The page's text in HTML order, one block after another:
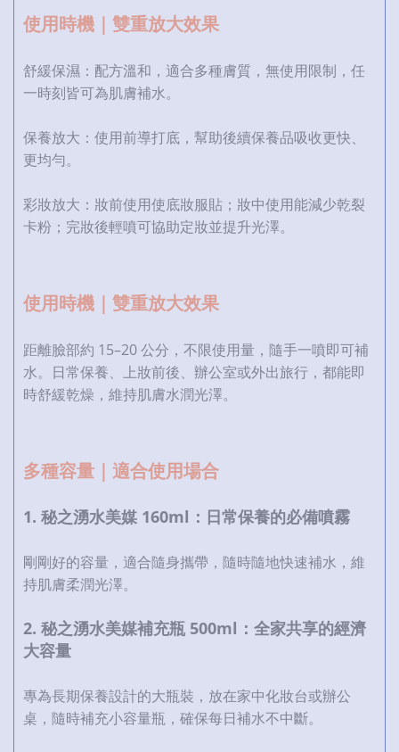
使用時機｜雙重放大效果
舒緩保濕：配方溫和，適合多種膚質，無使用限制，任
一時刻皆可為肌膚補水。
保養放大：使用前導打底，幫助後續保養品吸收更快、
更均勻。
彩妝放大：妝前使用使底妝服貼；妝中使用能減少乾裂
卡粉；完妝後輕噴可協助定妝並提升光澤。
使用時機｜雙重放大效果
距離臉部約 15–20 公分，不限使用量，隨手一噴即可補
水。日常保養、上妝前後、辦公室或外出旅行，都能即
時舒緩乾燥，維持肌膚水潤光澤。
多種容量｜適合使用場合
1. 秘之湧水美媒 160ml：日常保養的必備噴霧
剛剛好的容量，適合隨身攜帶，隨時隨地快速補水，維
持肌膚柔潤光澤。
2. 秘之湧水美媒補充瓶 500ml：全家共享的經濟
大容量
專為長期保養設計的大瓶裝，放在家中化妝台或辦公
桌，隨時補充小容量瓶，確保每日補水不中斷。